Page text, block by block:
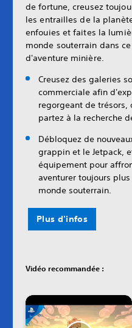
de fortune, creusez
les entrailles de la
enfouies et faites la
monde souterrain dans
d'aventure minière.
Creusez des galeries
commerciale afin
regorgeant de trésors,
partez à la recherche
Débloquez de
grappin et le Jetpack,
équipement pour
aventurer toujours
monde souterrain.
Plus d'infos
Vidéo recommandée :